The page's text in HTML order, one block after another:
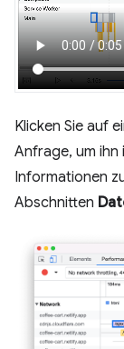
Klicken Sie auf
Anfrage, um ihn
Informationen
Abschnitten